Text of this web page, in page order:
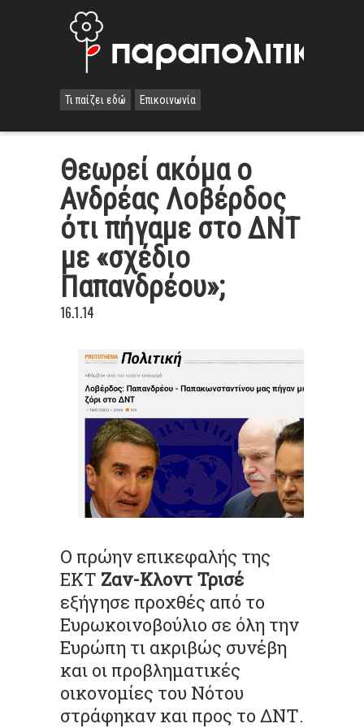
Τι παίζει εδώ Επικοινωνία
Θεωρεί ακόμα ο
Ανδρέας Λοβέρδος
ότι πήγαμε στο ΔΝΤ
με «σχέδιο
Παπανδρέου»;
16.1.14
Ο πρώην επικεφαλής της
ΕΚΤ Ζαν-Κλοντ Τρισέ
εξήγησε προχθές από το
Ευρωκοινοβούλιο σε όλη την
Ευρώπη τι ακριβώς συνέβη
και οι προβληματικές
οικονομίες του Νότου
στράφηκαν και προς το ΔΝΤ.